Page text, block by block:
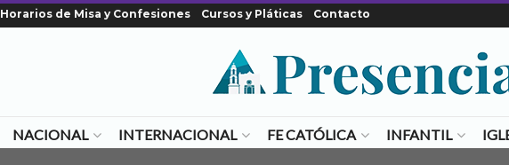
Horarios de Misa y Confesiones Cursos y Pláticas Contacto
NACIONAL INTERNACIONAL FE CATÓLICA INFANTIL